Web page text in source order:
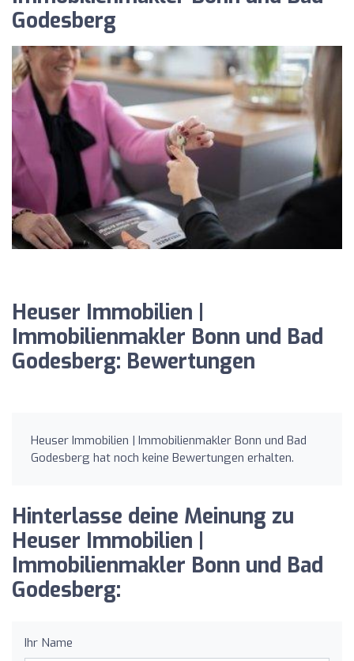
Godesberg
Heuser Immobilien |
Immobilienmakler Bonn und Bad
Godesberg: Bewertungen
Heuser Immobilien | Immobilienmakler Bonn und Bad
Godesberg hat noch keine Bewertungen erhalten.
Hinterlasse deine Meinung zu
Heuser Immobilien |
Immobilienmakler Bonn und Bad
Godesberg:
Ihr Name